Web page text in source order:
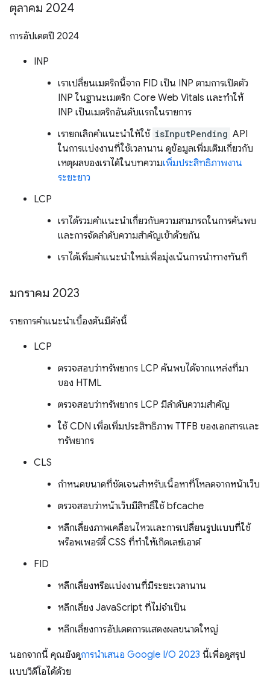
ตุลาคม 2024
การอัปเดตปี 2024
INP
เราเปลี่ยนเมตริกนี้จาก FID เป็น INP ตามการเปิดตัว
INP ในฐานะเมตริก Core Web Vitals และทำให้
INP เป็นเมตริกอันดับแรกในรายการ
เรายกเลิกคําแนะนําให้ใช้ isInputPending API
ในการแบ่งงานที่ใช้เวลานาน ดูข้อมูลเพิ่มเติมเกี่ยวกับ
เหตุผลของเราได้ในบทความเพิ่มประสิทธิภาพงาน
ระยะยาว
LCP
เราได้รวมคำแนะนำเกี่ยวกับความสามารถในการค้นพบ
และการจัดลําดับความสําคัญเข้าด้วยกัน
เราได้เพิ่มคําแนะนําใหม่เพื่อมุ่งเน้นการนําทางทันที
มกราคม 2023
รายการคําแนะนําเบื้องต้นมีดังนี้
LCP
ตรวจสอบว่าทรัพยากร LCP ค้นพบได้จากแหล่งที่มา
ของ HTML
ตรวจสอบว่าทรัพยากร LCP มีลําดับความสําคัญ
ใช้ CDN เพื่อเพิ่มประสิทธิภาพ TTFB ของเอกสารและ
ทรัพยากร
CLS
กำหนดขนาดที่ชัดเจนสำหรับเนื้อหาที่โหลดจากหน้าเว็บ
ตรวจสอบว่าหน้าเว็บมีสิทธิ์ใช้ bfcache
หลีกเลี่ยงภาพเคลื่อนไหวและการเปลี่ยนรูปแบบที่ใช้
พร็อพเพอร์ตี้ CSS ที่ทำให้เกิดเลย์เอาต์
FID
หลีกเลี่ยงหรือแบ่งงานที่มีระยะเวลานาน
หลีกเลี่ยง JavaScript ที่ไม่จําเป็น
หลีกเลี่ยงการอัปเดตการแสดงผลขนาดใหญ่
นอกจากนี้ คุณยังดูการนำเสนอ Google I/O 2023 นี้เพื่อดูสรุป
แบบวิดีโอได้ด้วย